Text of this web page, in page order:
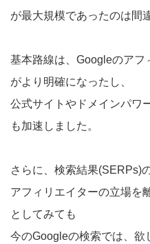
が最大規模であったのは間
基本路線は、Googleのアフ
がより明確になったし、
公式サイトやドメインパワ
も加速しました。
さらに、検索結果(SERPs)
アフィリエイターの立場を
としてみても
今のGoogleの検索では、欲